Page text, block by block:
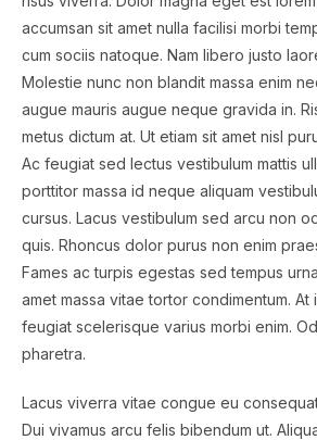
accumsan sit amet nulla facilisi morbi
cum sociis natoque. Nam libero justo
Molestie nunc non blandit massa enim
augue mauris augue neque gravida in.
metus dictum at. Ut etiam sit amet nisl
Ac feugiat sed lectus vestibulum mattis
porttitor massa id neque aliquam
cursus. Lacus vestibulum sed arcu non
quis. Rhoncus dolor purus non enim
Fames ac turpis egestas sed tempus
amet massa vitae tortor condimentum. At
feugiat scelerisque varius morbi enim.
pharetra.
Lacus viverra vitae congue eu
Dui vivamus arcu felis bibendum ut.